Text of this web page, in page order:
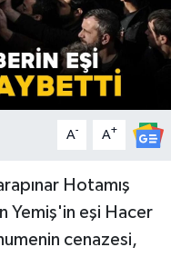
A- A+
Hotamış
Yemiş'in eşi Hacer
cenazesi,